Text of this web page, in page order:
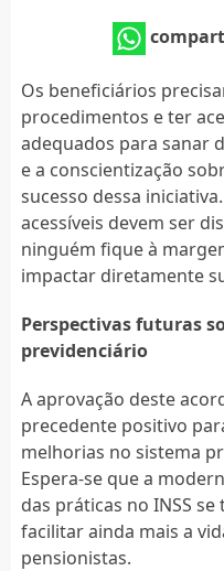
Os beneficiários
procedimentos e ter
adequados para sanar
e a conscientização
sucesso dessa
acessíveis devem ser
ninguém fique à
impactar diretamente
Perspectivas futuras
previdenciário
A aprovação deste
precedente positivo
melhorias no sistema
Espera-se que a
das práticas no INSS
facilitar ainda mais a
pensionistas.